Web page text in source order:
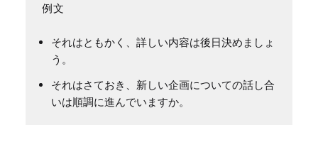
それはともかく、詳しい内容は後日決めましょ
う。
それはさておき、新しい企画についての話し合
いは順調に進んでいますか。